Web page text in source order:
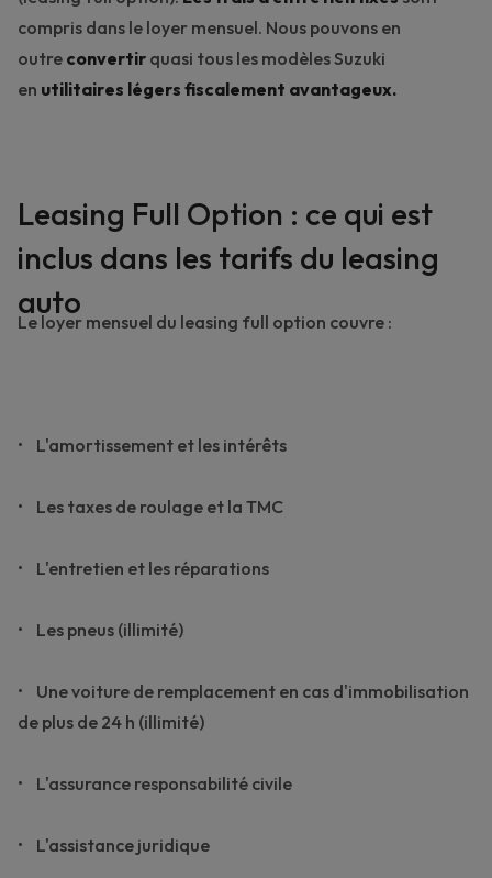
compris dans le loyer mensuel. Nous pouvons en
outre convertir quasi tous les modèles Suzuki
en utilitaires légers fiscalement avantageux.
Leasing Full Option : ce qui est
inclus dans les tarifs du leasing
auto
Le loyer mensuel du leasing full option couvre :
• L'amortissement et les intérêts
• Les taxes de roulage et la TMC
• L'entretien et les réparations
• Les pneus (illimité)
• Une voiture de remplacement en cas d'immobilisation
de plus de 24 h (illimité)
• L'assurance responsabilité civile
• L'assistance juridique